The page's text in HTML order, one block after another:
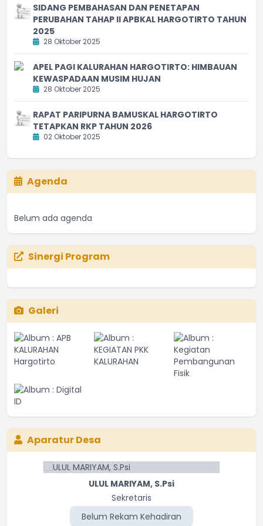
SIDANG PEMBAHASAN DAN PENETAPAN
PERUBAHAN TAHAP II APBKAL HARGOTIRTO TAHUN
2025
28 Oktober 2025
APEL PAGI KALURAHAN HARGOTIRTO: HIMBAUAN
KEWASPADAAN MUSIM HUJAN
28 Oktober 2025
RAPAT PARIPURNA BAMUSKAL HARGOTIRTO
TETAPKAN RKP TAHUN 2026
02 Oktober 2025
Agenda
Belum ada agenda
Sinergi Program
Galeri
Aparatur Desa
ULUL MARIYAM, S.Psi
Sekretaris
Belum Rekam Kehadiran